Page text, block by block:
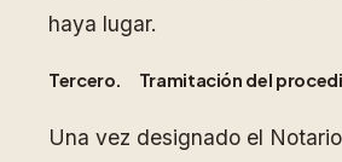
haya lugar.
Tercero. Tramitación del
Una vez designado el